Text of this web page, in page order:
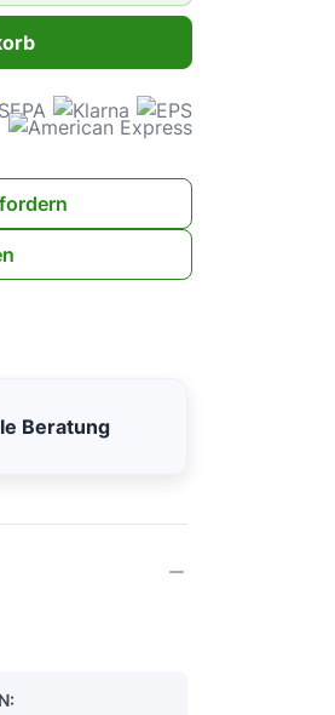
ein oder benutze die Schaltflächen
Beratung